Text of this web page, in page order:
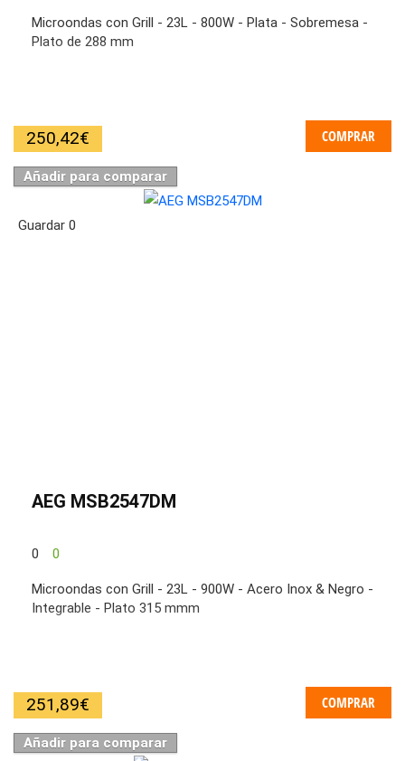
Microondas con Grill - 23L - 800W - Plata - Sobremesa -
Plato de 288 mm
250,42€ COMPRAR
Añadir para comparar
Guardar 0
AEG MSB2547DM
0 0
Microondas con Grill - 23L - 900W - Acero Inox & Negro -
Integrable - Plato 315 mmm
251,89€ COMPRAR
Añadir para comparar